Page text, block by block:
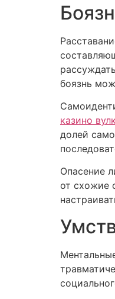
боязнь
казино
долей
Опасение
от схожие